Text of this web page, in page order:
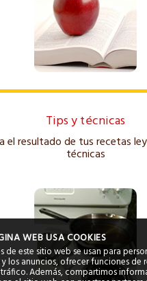
Tips y técnicas
el resultado de tus recetas
técnicas
WEB USA COOKIES
de este sitio web se usan para
los anuncios, ofrecer funciones de
Además, compartimos